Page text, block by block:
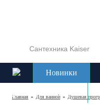
Сантехника Kaiser
Новинки
Доставка и оплата
Главная » Для ванной » Душевая